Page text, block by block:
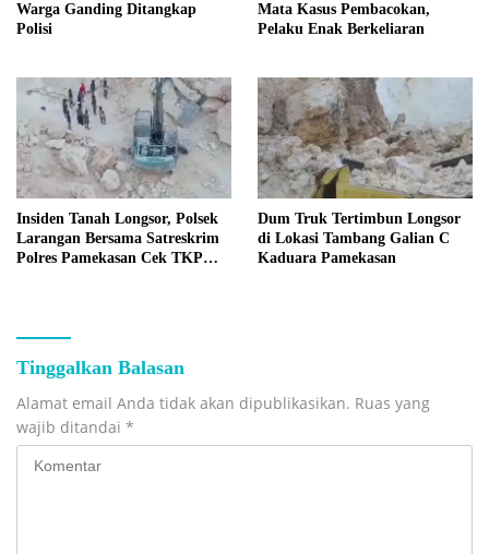
Warga Ganding Ditangkap
Polisi
Mata Kasus Pembacokan,
Pelaku Enak Berkeliaran
Insiden Tanah Longsor, Polsek
Larangan Bersama Satreskrim
Polres Pamekasan Cek TKP
Dum Truk Tertimbun Longsor
di Lokasi Tambang Galian C
Kaduara Pamekasan
Tinggalkan Balasan
Alamat email Anda tidak akan dipublikasikan. Ruas yang
wajib ditandai *